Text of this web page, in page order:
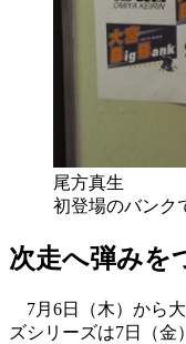
尾方真生
初登場のバンク
次走へ弾みを
7月6日（木）から
ズシリーズは7日（金